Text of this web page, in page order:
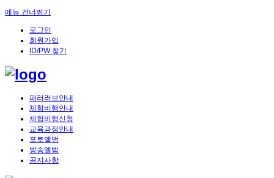
메뉴 건너뛰기
로그인
회원가입
ID/PW 찾기
패러러브안내
체험비행안내
체험비행신청
교육과정안내
포토앨범
방송앨범
공지사항